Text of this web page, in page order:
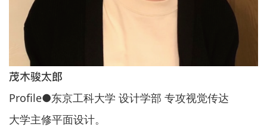
茂木骏太郎
Profile●东京工科大学 设计学部 专攻视觉传达
大学主修平面设计。